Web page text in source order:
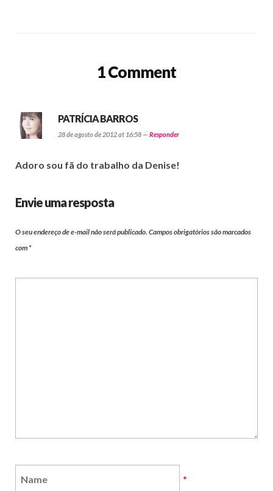
1 Comment
PATRÍCIA BARROS
28 de agosto de 2012 at 16:58 — Responder
Adoro sou fã do trabalho da Denise!
Envie uma resposta
O seu endereço de e-mail não será publicado. Campos obrigatórios são marcados
com *
*